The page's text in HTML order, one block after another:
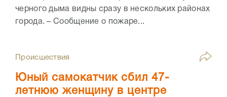
черного дыма видны сразу в нескольких районах
города. – Сообщение о пожаре...
Происшествия
Юный самокатчик сбил 47-
летнюю женщину в центре